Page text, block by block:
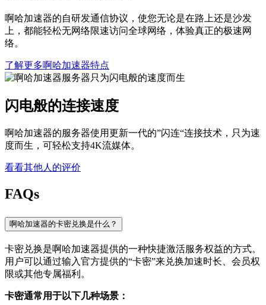
啊哈加速器的自研发通信协议，使您无论是在路上还是沙发
上，都能轻松无网络限速访问全球网络，体验真正的极速网
络。
了解更多啊哈加速器特点
闪电般的连接速度
啊哈加速器的服务器使用更新一代的”闪连“连接技术，只为速
度而生，可轻松支持4K流媒体。
看看其他人的评价
FAQs
啊哈加速器的卡密兑换是什么？
卡密兑换是啊哈加速器提供的一种快捷激活服务权益的方式。
用户可以通过输入官方提供的“卡密”来兑换加速时长、会员权
限或其他专属福利。
卡密通常用于以下几种场景：